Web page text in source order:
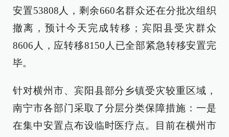
安置53808人，剩余660名群众还在分批次组织
撤离，预计今天完成转移；宾阳县受灾群众
8606人，应转移8150人已全部紧急转移安置完
毕。
针对横州市、宾阳县部分乡镇受灾较重区域，
南宁市各部门采取了分层分类保障措施：一是
在集中安置点布设临时医疗点。目前在横州市